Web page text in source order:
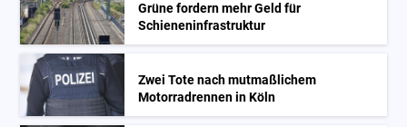
Grüne fordern mehr Geld für
Schieneninfrastruktur
Zwei Tote nach mutmaßlichem
Motorradrennen in Köln